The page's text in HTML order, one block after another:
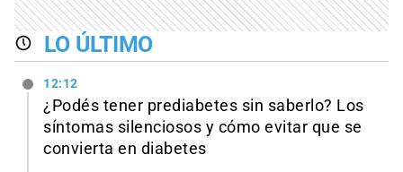
LO ÚLTIMO
12:12
¿Podés tener prediabetes sin saberlo? Los
síntomas silenciosos y cómo evitar que se
convierta en diabetes